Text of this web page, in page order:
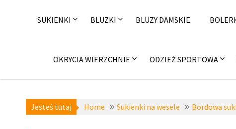
SUKIENKI BLUZKI BLUZY DAMSKIE
OKRYCIA WIERZCHNIE ODZIEŻ SPORTOWA
Jesteś tutaj Home Sukienki na wesele Bordowa